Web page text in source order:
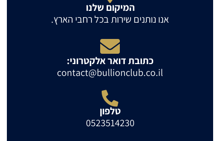
המיקום שלנו
אנו נותנים שירות בכל רחבי הארץ.
כתובת דואר אלקטרוני:
contact@bullionclub.co.il
טלפון
0523514230